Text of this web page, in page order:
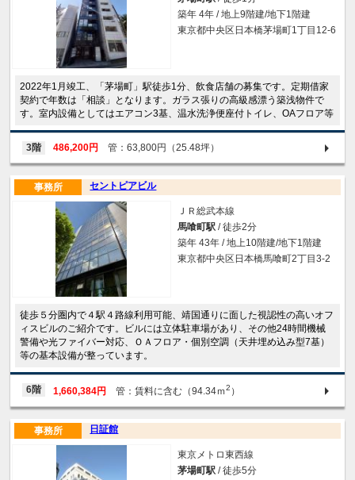
築年 4年 / 地上9階建/地下1階建
東京都中央区日本橋茅場町1丁目12-6
2022年1月竣工、「茅場町」駅徒歩1分、飲食店舗の募集です。定期借家
契約で年数は「相談」となります。ガラス張りの高級感漂う築浅物件で
す。室内設備としてはエアコン3基、温水洗浄便座付トイレ、OAフロア等
3階 486,200円 管：63,800円（25.48坪）
セントピアビル
事務所
ＪＲ総武本線
馬喰町駅 / 徒歩2分
築年 43年 / 地上10階建/地下1階建
東京都中央区日本橋馬喰町2丁目3-2
徒歩５分圏内で４駅４路線利用可能、靖国通りに面した視認性の高いオフ
ィスビルのご紹介です。ビルには立体駐車場があり、その他24時間機械
警備や光ファイバー対応、ＯＡフロア・個別空調（天井埋め込み型7基）
等の基本設備が整っています。
6階 1,660,384円 管：賃料に含む（94.34ｍ2 ）
日証館
事務所
東京メトロ東西線
茅場町駅 / 徒歩5分